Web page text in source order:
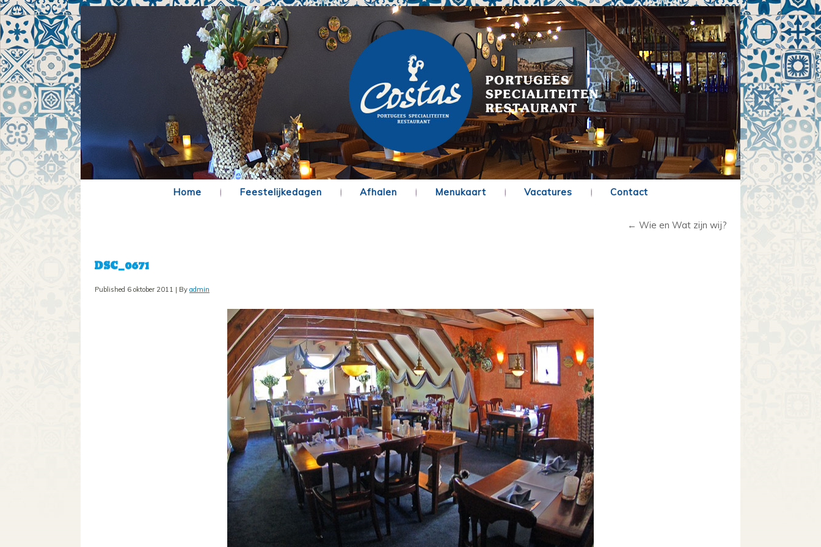
Home Feestelijkedagen Afhalen Menukaart Vacatures Contact
← Wie en Wat zijn wij?
DSC_0671
Published 6 oktober 2011 | By admin